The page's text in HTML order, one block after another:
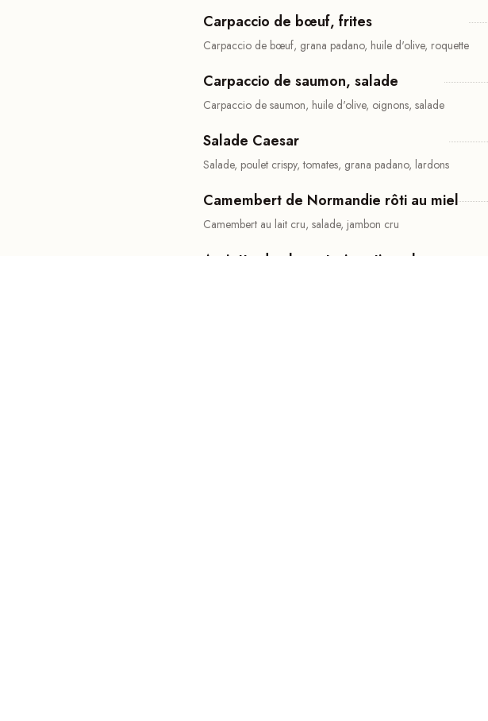
Carpaccio de bœuf, frites
Carpaccio de bœuf, grana padano, huile d'olive, roquette
Carpaccio de saumon, salade
Carpaccio de saumon, huile d'olive, oignons, salade
Salade Caesar
Salade, poulet crispy, tomates, grana padano, lardons
Camembert de Normandie rôti au miel
Camembert au lait cru, salade, jambon cru
Assiette de charcuterie artisanale